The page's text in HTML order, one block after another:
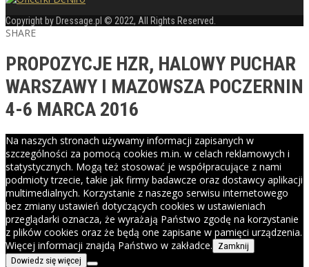
Copyright by Dressage.pl © 2022, All Rights Reserved.
SHARE
PROPOZYCJE HZR, HALOWY PUCHAR
WARSZAWY I MAZOWSZA POCZERNIN
4-6 MARCA 2016
Na naszych stronach używamy informacji zapisanych w
szczególności za pomocą cookies m.in. w celach reklamowych i
statystycznych. Mogą też stosować je współpracujące z nami
podmioty trzecie, takie jak firmy badawcze oraz dostawcy aplikacji
multimedialnych. Korzystanie z naszego serwisu internetowego
bez zmiany ustawień dotyczących cookies w ustawieniach
przeglądarki oznacza, że wyrażają Państwo zgodę na korzystanie
z plików cookies oraz że będą one zapisane w pamięci urządzenia.
Więcej informacji znajdą Państwo w zakładce.
Zamknij
Dowiedz się więcej